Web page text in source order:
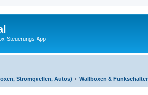
Steuerungs-App
Stromquellen, Autos) Wallboxen & Funkschalter